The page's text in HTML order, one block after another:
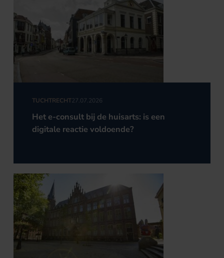
TUCHTRECHT27.07.2026
Het e-consult bij de huisarts: is een
digitale reactie voldoende?